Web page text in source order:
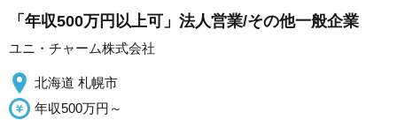
「年収500万円以上可」法人営業/その他一般企業
ユニ・チャーム株式会社
北海道 札幌市
年収500万円～